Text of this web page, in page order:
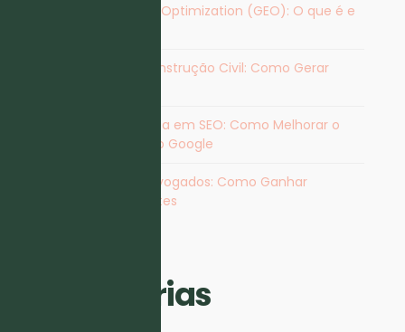
Generative Engine Optimization (GEO): O que é e
Marketing para Construção Civil: Como Gerar
Agência Especialista em SEO​: Como Melhorar o
Posicionamento no Google
Marketing para Advogados: Como Ganhar
Visibilidade e Clientes
Categorias